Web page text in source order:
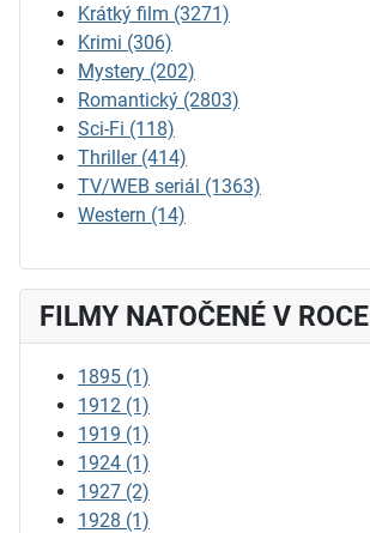
Krátký film (3271)
Krimi (306)
Mystery (202)
Romantický (2803)
Sci-Fi (118)
Thriller (414)
TV/WEB seriál (1363)
Western (14)
FILMY NATOČENÉ V ROCE
1895 (1)
1912 (1)
1919 (1)
1924 (1)
1927 (2)
1928 (1)